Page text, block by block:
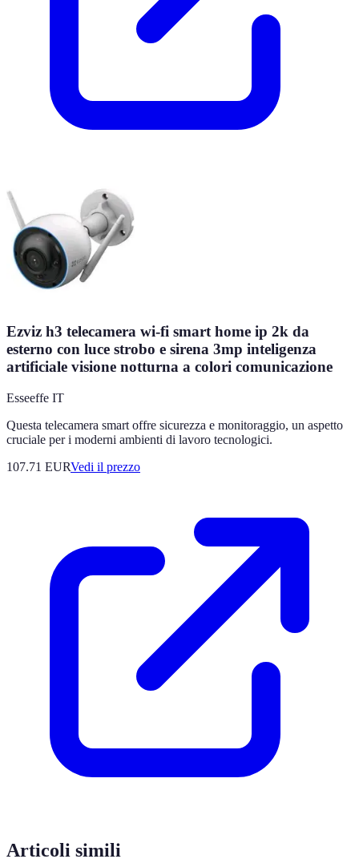
Ezviz h3 telecamera wi-fi smart home ip 2k da
esterno con luce strobo e sirena 3mp inteligenza
artificiale visione notturna a colori comunicazione
Esseeffe IT
Questa telecamera smart offre sicurezza e monitoraggio, un aspetto
cruciale per i moderni ambienti di lavoro tecnologici.
107.71 EURVedi il prezzo
Articoli simili